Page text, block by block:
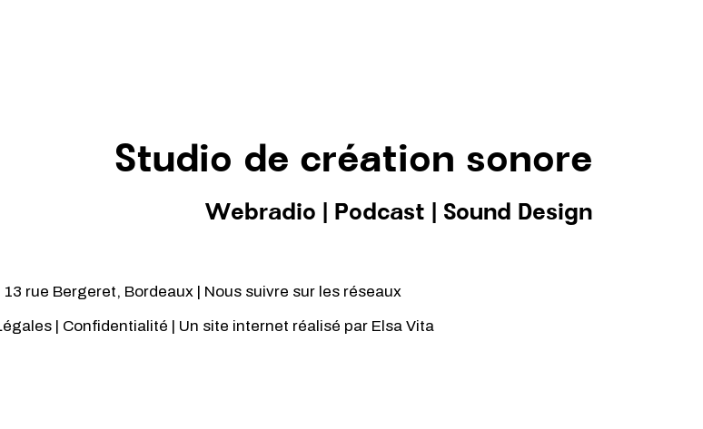
Studio de création sonore
Webradio Podcast Sound Design
rue Bergeret, Bordeaux | Nous suivre sur les réseaux
| Confidentialité | Un site internet réalisé par Elsa Vita